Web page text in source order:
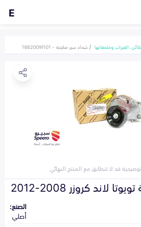
E
القيرات وملحقاتها شداد سير مكينة - 166200W101
قد لا تتطابق مع المنتج النهائي
لاند كروزر 2008-2012
الصنع:
أصلي